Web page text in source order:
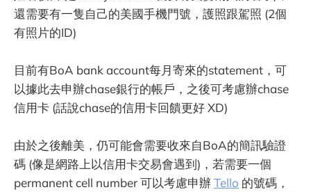
還需要有一隻自己的美國手機門號，護照跟駕照 (2個
有照片的ID)
目前有BoA bank account每月寄來的statement，可
以據此去申辦chase銀行的帳戶，之後可考慮辦chase
信用卡 (話說chase的信用卡回饋更好 XD)
由於之後離美，仍可能會需要收來自BoA的簡訊驗證
碼 (像是網路上以信用卡交易會遇到)，若需要一個
permanent cell number 可以考慮申辦Tello 的號碼，